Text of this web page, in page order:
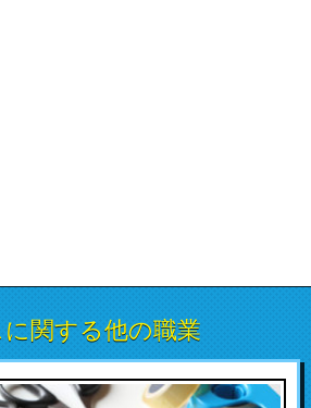
関する他の職業